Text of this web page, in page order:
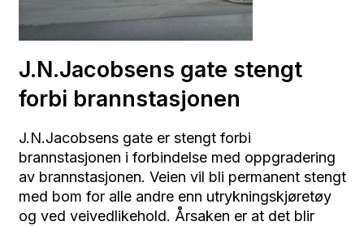
J.N.Jacobsens gate stengt
forbi brannstasjonen
J.N.Jacobsens gate er stengt forbi
brannstasjonen i forbindelse med oppgradering
av brannstasjonen. Veien vil bli permanent stengt
med bom for alle andre enn utrykningskjøretøy
og ved veivedlikehold. Årsaken er at det blir